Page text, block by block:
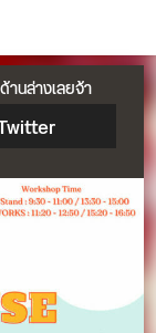
านล่างเลยจ้า